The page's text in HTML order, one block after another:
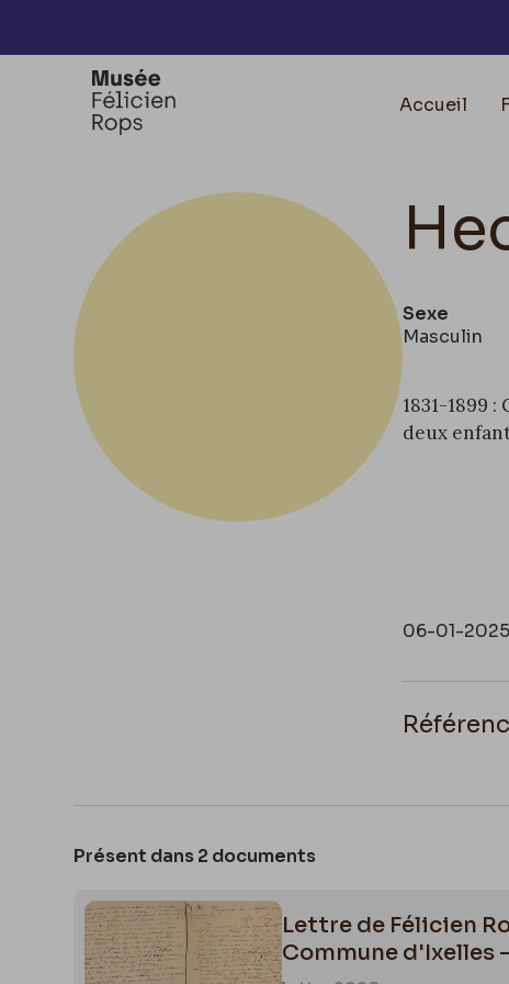
Accueil
Sexe
Masculin
1831-1899
deux
06-01-2025
Présent dans 2 documents
Lettre de Félicien
Commune d'Ixelles